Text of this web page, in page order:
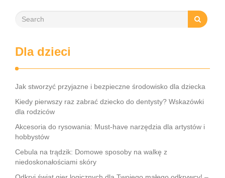
Dla dzieci
Jak stworzyć przyjazne i bezpieczne środowisko dla dziecka
Kiedy pierwszy raz zabrać dziecko do dentysty? Wskazówki
dla rodziców
Akcesoria do rysowania: Must-have narzędzia dla artystów i
hobbystów
Cebula na trądzik: Domowe sposoby na walkę z
niedoskonałościami skóry